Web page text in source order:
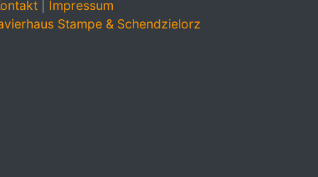
| Impressum
Stampe & Schendzielorz